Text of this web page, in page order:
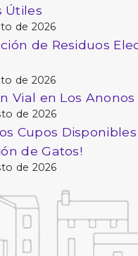
Útiles
de 2026
de Residuos
de 2026
Vial en Los Anonos
de 2026
Cupos
de Gatos!
de 2026